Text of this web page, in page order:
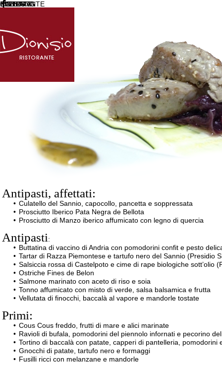
RISTORANTE
BISTROT
CATERING
EVENTI
CONTATTI
Antipasti, affettati:
Culatello del Sannio, capocollo, pancetta e soppressata
Prosciutto Iberico Pata Negra de Bellota
Prosciutto di Manzo iberico affumicato con legno di quercia
Antipasti:
Buttatina di vaccino di Andria con pomodorini confit e pesto
Tartar di Razza Piemontese e tartufo nero del Sannio (Presidio
Salsiccia rossa di Castelpoto e cime di rape biologiche sott’olio
Ostriche Fines de Belon
Salmone marinato con aceto di riso e soia
Tonno affumicato con misto di verde, salsa balsamica e frutta
Vellutata di finocchi, baccalà al vapore e mandorle tostate
Primi:
Cous Cous freddo, frutti di mare e alici marinate
Ravioli di bufala, pomodorini del piennolo infornati e pecorino
Tortino di baccalà con patate, capperi di pantelleria, pomodorini
Gnocchi di patate, tartufo nero e formaggi
Fusilli ricci con melanzane e mandorle